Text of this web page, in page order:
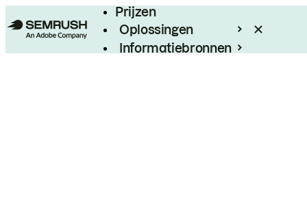
Prijzen
Oplossingen
Informatiebronnen